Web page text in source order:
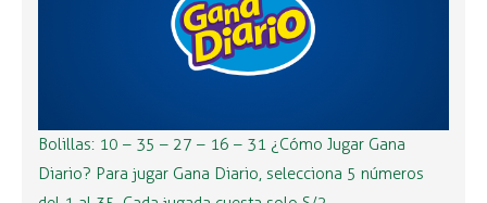
Bolillas: 10 – 35 – 27 – 16 – 31 ¿Cómo Jugar Gana
Diario? Para jugar Gana Diario, selecciona 5 números